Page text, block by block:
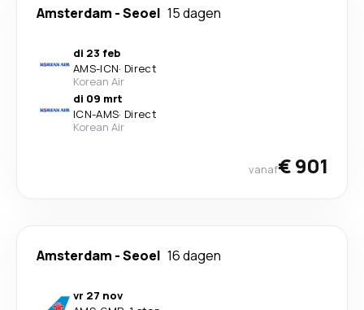
Amsterdam -Seoel 15 dagen
di 23 feb
AMS-ICN· Direct
Korean Air
di 09 mrt
ICN-AMS· Direct
Korean Air
vanaf€ 901
Amsterdam -Seoel 16 dagen
vr 27 nov